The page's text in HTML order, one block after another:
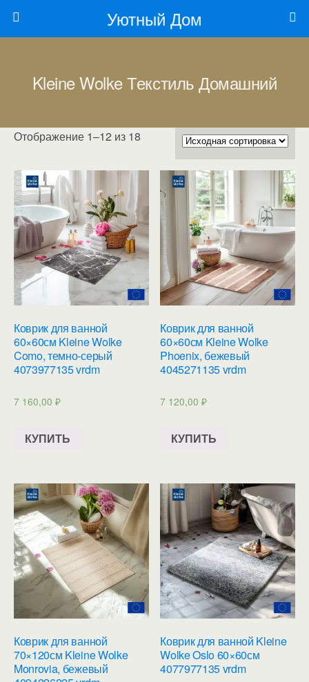
Уютный Дом
Kleine Wolke Текстиль Домашний
Отображение 1–12 из 18
Коврик для ванной
60×60см Kleine Wolke
Como, темно-серый
4073977135 vrdm
7 160,00 ₽
КУПИТЬ
Коврик для ванной
60×60см Kleine Wolke
Phoenix, бежевый
4045271135 vrdm
7 120,00₽
КУПИТЬ
Коврик для ванной
70×120см Kleine Wolke
Monrovia, бежевый
Коврик для ванной Kleine
Wolke Oslo 60×60см
4077977135 vrdm